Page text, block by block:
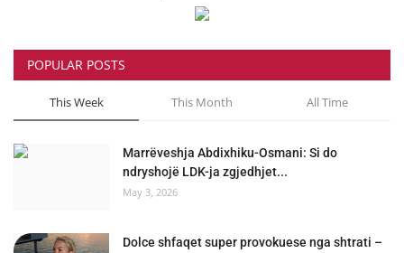
POPULAR POSTS
This Week This Month All Time
Marrëveshja Abdixhiku-Osmani: Si do
ndryshojë LDK-ja zgjedhjet...
May 3, 2026
Dolce shfaqet super provokuese nga shtrati –